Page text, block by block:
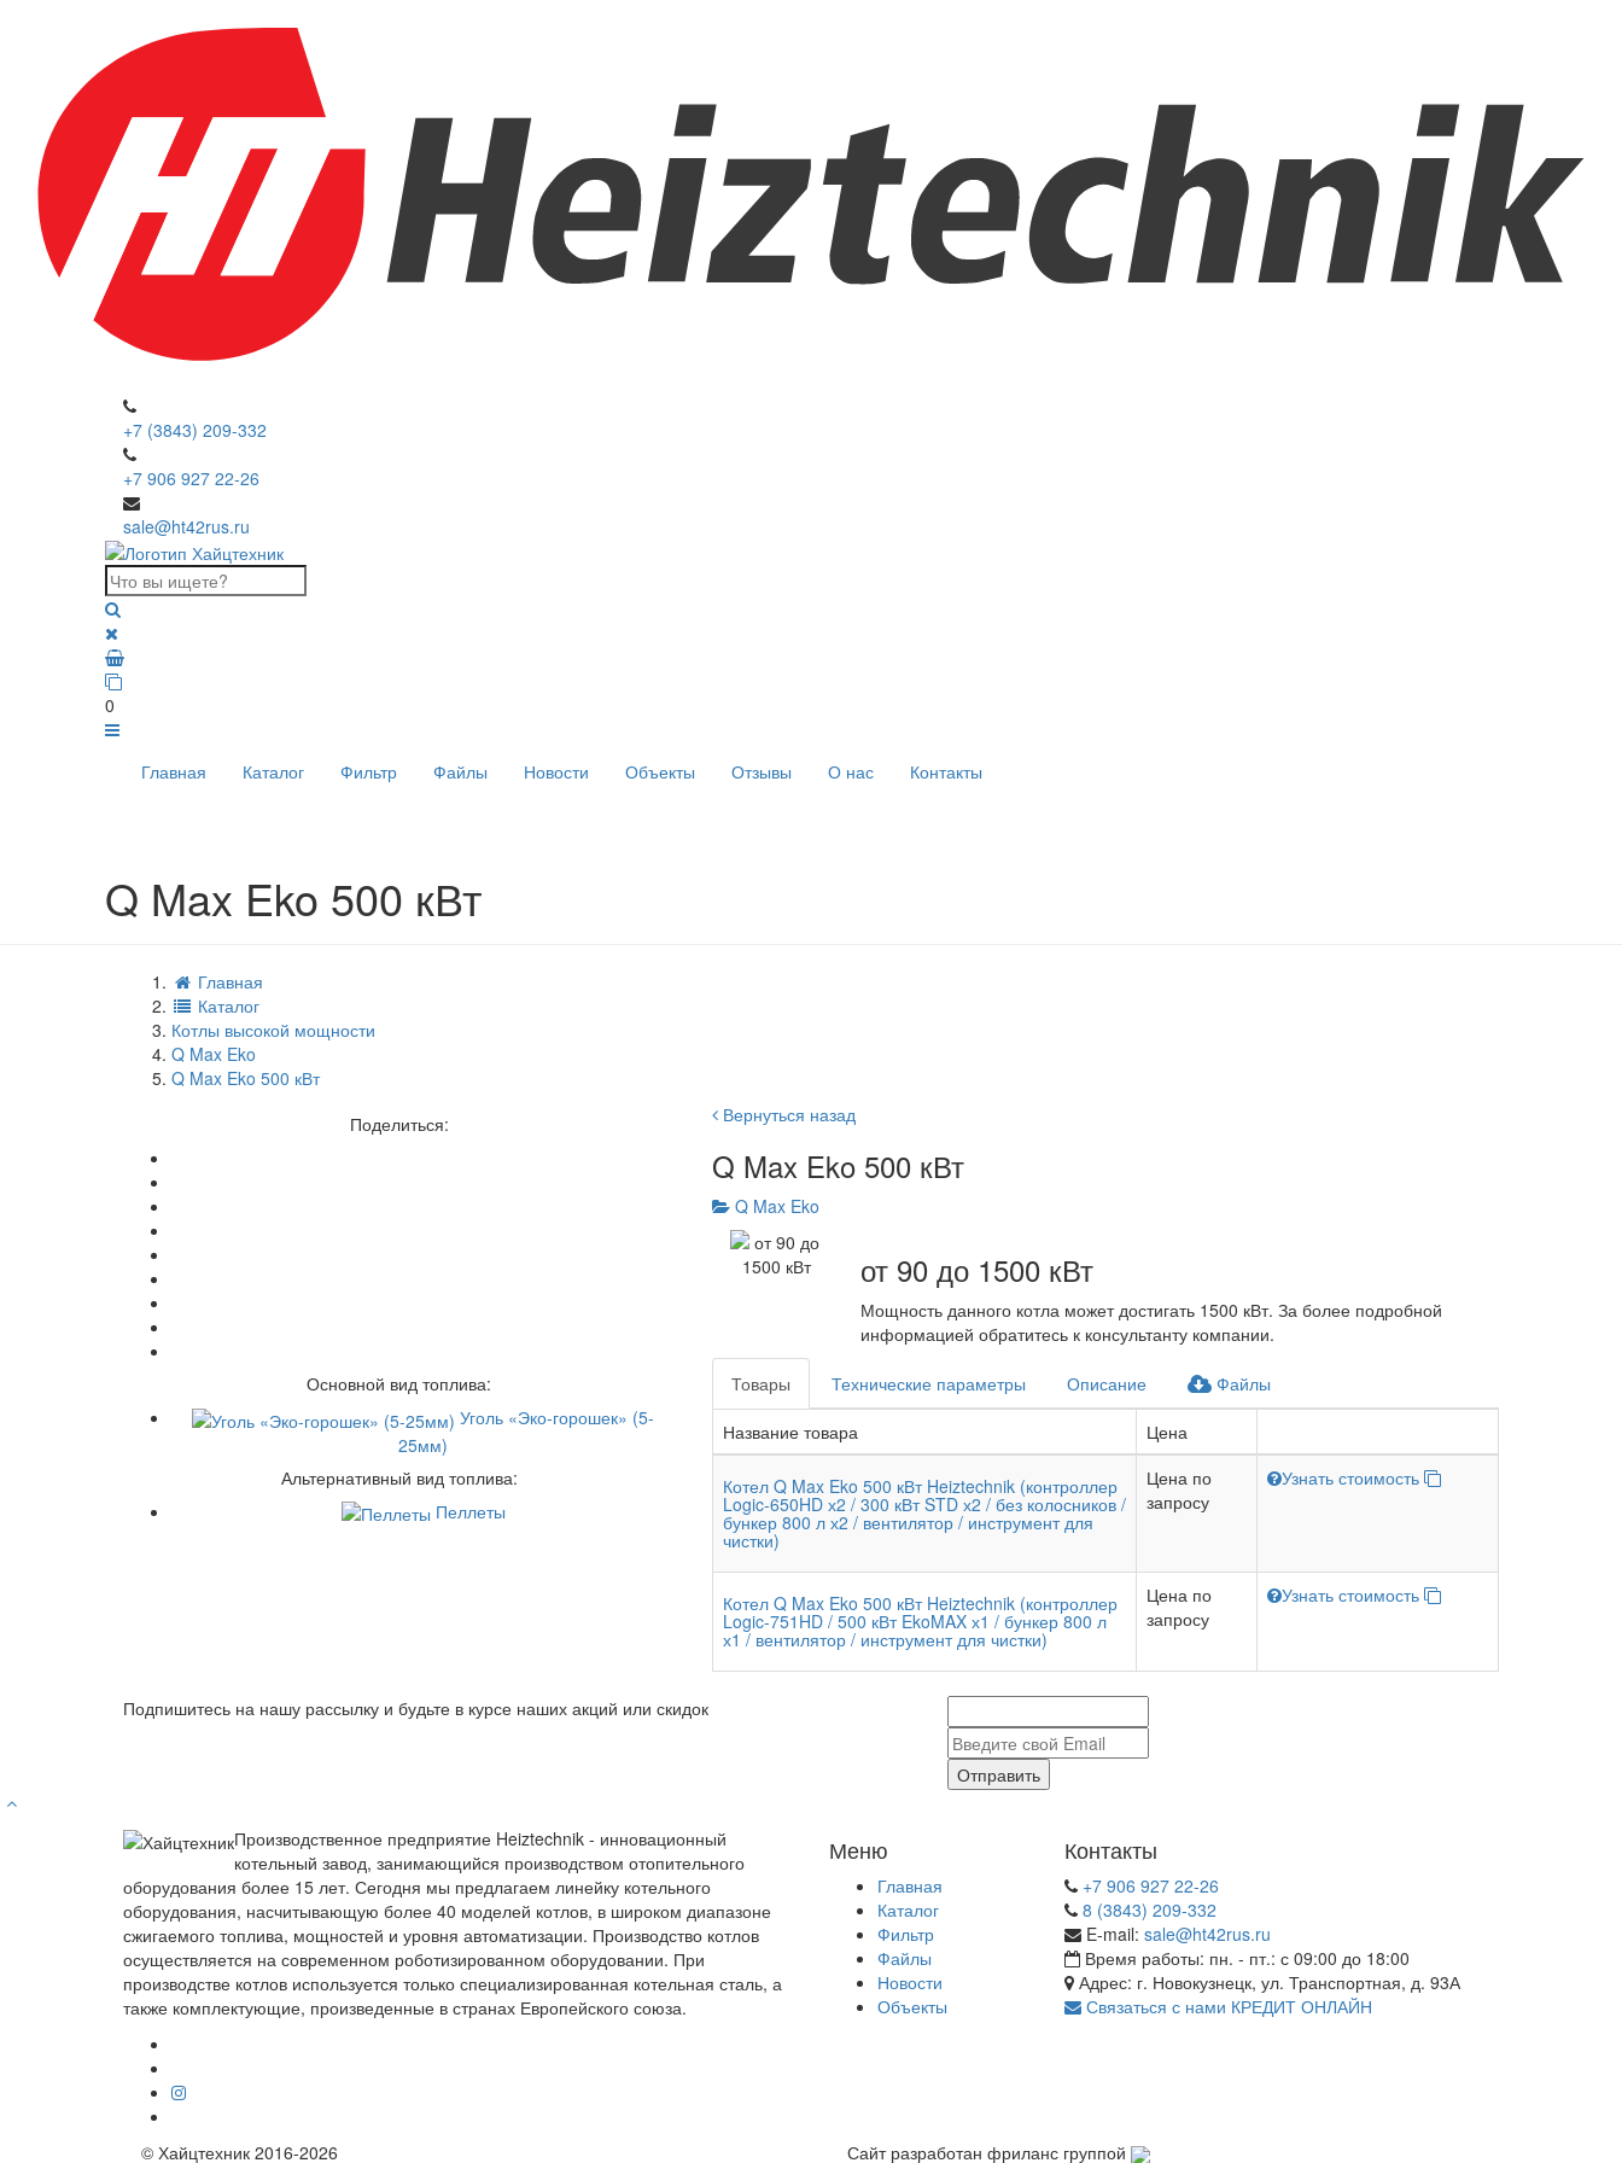
+7 (3843) 209-332
+7 906 927 22-26
sale@ht42rus.ru
0
Главная Каталог Фильтр Файлы Новости Объекты Отзывы О нас Контакты
Q Max Eko 500 кВт
Главная
Каталог
Котлы высокой мощности
Q Max Eko
Q Max Eko 500 кВт
Поделиться:
Основной вид топлива:
Уголь «Эко-горошек» (5-
25мм)
Альтернативный вид топлива:
Пеллеты
Вернуться назад
Q Max Eko 500 кВт
Q Max Eko
от 90 до 1500 кВт
Мощность данного котла может достигать 1500 кВт. За более подробной
информацией обратитесь к консультанту компании.
Товары Технические параметры Описание
Файлы
Название товара
Цена
Котел Q Max Eko 500 кВт Heiztechnik (контроллер
Logic-650HD х2 / 300 кВт STD х2 / без колосников /
бункер 800 л х2 / вентилятор / инструмент для
чистки)
Цена по
запросу
Узнать стоимость
Котел Q Max Eko 500 кВт Heiztechnik (контроллер
Logic-751HD / 500 кВт EkoMAX х1 / бункер 800 л
х1 / вентилятор / инструмент для чистки)
Цена по
запросу
Узнать стоимость
Подпишитесь на нашу рассылку и будьте в курсе наших акций или скидок
Отправить
Производственное предприятие Heiztechnik - инновационный
котельный завод, занимающийся производством отопительного
оборудования более 15 лет. Сегодня мы предлагаем линейку котельного
оборудования, насчитывающую более 40 моделей котлов, в широком диапазоне
сжигаемого топлива, мощностей и уровня автоматизации. Производство котлов
осуществляется на современном роботизированном оборудовании. При
производстве котлов используется только специализированная котельная сталь, а
также комплектующие, произведенные в странах Европейского союза.
Меню
Главная
Каталог
Фильтр
Файлы
Новости
Объекты
Контакты
+7 906 927 22-26
8 (3843) 209-332
E-mail: sale@ht42rus.ru
Время работы: пн. - пт.: с 09:00 до 18:00
Адрес: г. Новокузнецк, ул. Транспортная, д. 93А
Связаться с нами КРЕДИТ ОНЛАЙН
© Хайцтехник 2016-2026 Сайт разработан фриланс группой